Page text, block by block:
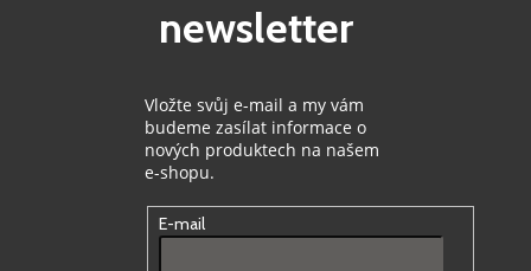
newsletter
Vložte svůj e-mail a my vám
budeme zasílat informace o
nových produktech na našem
e-shopu.
E-mail